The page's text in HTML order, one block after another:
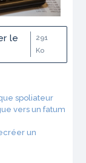
le
291
Ko
spoliateur
vers un fatum
un